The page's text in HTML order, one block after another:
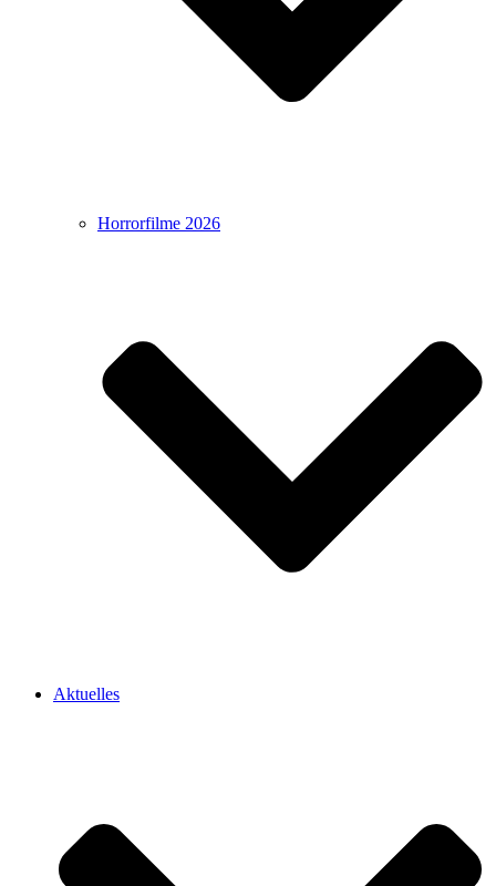
Horrorfilme 2026
Aktuelles